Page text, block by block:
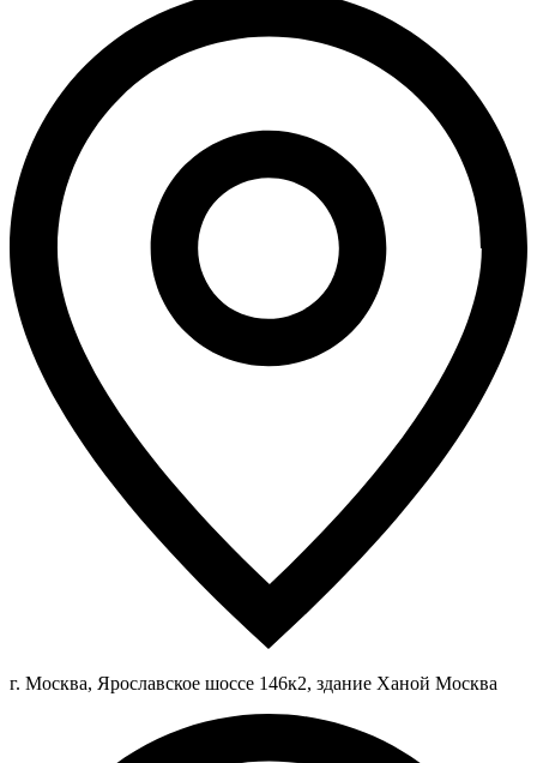
г. Москва, Ярославское шоссе 146к2, здание Ханой Москва